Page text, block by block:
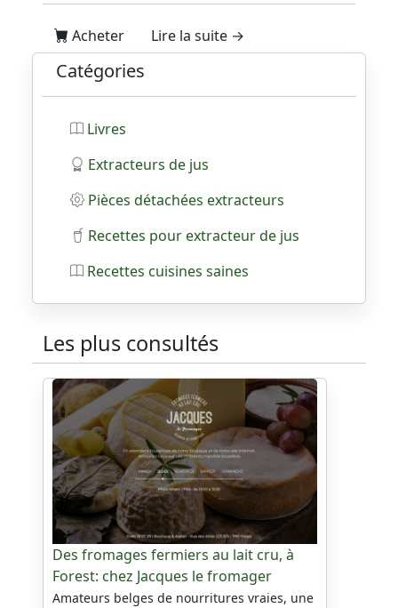
Acheter Lire la suite →
Catégories
Livres
Extracteurs de jus
Pièces détachées extracteurs
Recettes pour extracteur de jus
Recettes cuisines saines
Les plus consultés
Des fromages fermiers au lait cru, à
Forest: chez Jacques le fromager
Amateurs belges de nourritures vraies, une